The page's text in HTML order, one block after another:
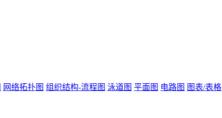
网络拓扑图 组织结构-流程图 泳道图 平面图 电路图 图表/表格